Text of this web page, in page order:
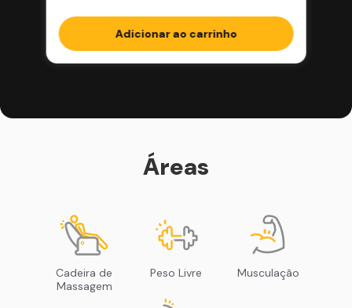
Adicionar ao carrinho
Áreas
Cadeira de
Massagem
Peso Livre Musculação